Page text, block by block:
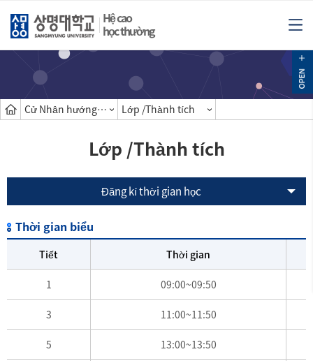
Hệ cao
học thường
Cử Nhân hướng dẫn Lớp /Thành tích
Lớp /Thành tích
Đăng kí thời gian học
Thời gian biểu
Tiết Thời gian
1 09:00~09:50
3 11:00~11:50
5 13:00~13:50